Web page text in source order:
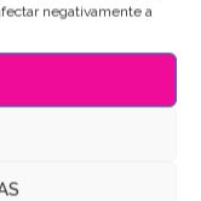
negativamente a
Bautizo
personalizadas